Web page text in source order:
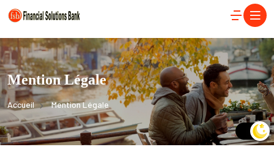
Mention Légale
Accueil Mention Légale